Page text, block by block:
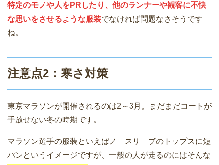
特定のモノや人をPRしたり、他のランナーや観客に不快
な思いをさせるような服装でなければ問題なさそうです
ね。
注意点2：寒さ対策
東京マラソンが開催されるのは2～3月。まだまだコートが
手放せない冬の時期です。
マラソン選手の服装といえばノースリーブのトップスに短
パンというイメージですが、一般の人が走るのにはそんな